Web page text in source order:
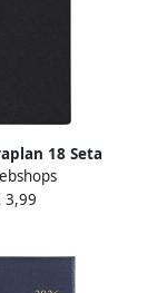
18 Seta
kleuren 2023
3,99